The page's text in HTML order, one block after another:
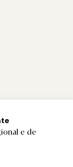
e de